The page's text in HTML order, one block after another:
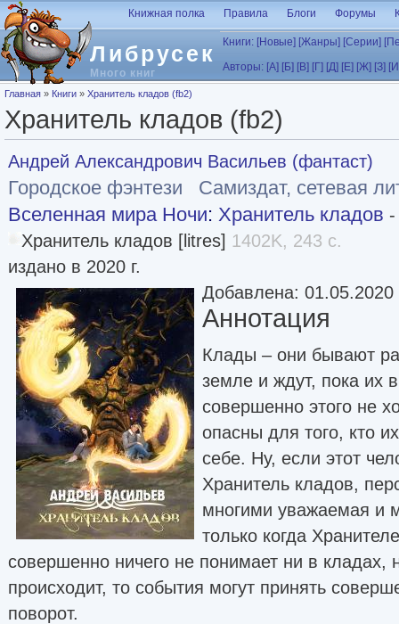
Перейти к основному содержанию
Либрусек
Много книг
Книжная полка Правила Блоги Форумы
Книги: [Новые] [Жанры] [Серии]
Авторы: [А] [Б] [В] [Г] [Д] [Е] [Ж] [З]
Вы здесь
Главная » Книги » Хранитель кладов (fb2)
Хранитель кладов (fb2)
Андрей Александрович Васильев (фантаст)
Городское фэнтези
Самиздат, сетевая
Вселенная мира Ночи: Хранитель кладов
Хранитель кладов [litres] 1402K, 243 с.
издано в 2020 г.
Добавлена: 01.05.2020
Аннотация
Клады – они бывают
земле и ждут, пока их
совершенно этого не
опасны для того, кто
себе. Ну, если этот
Хранитель кладов,
многими уважаемая и
только когда
совершенно ничего не понимает ни в кладах,
происходит, то события могут принять
поворот.